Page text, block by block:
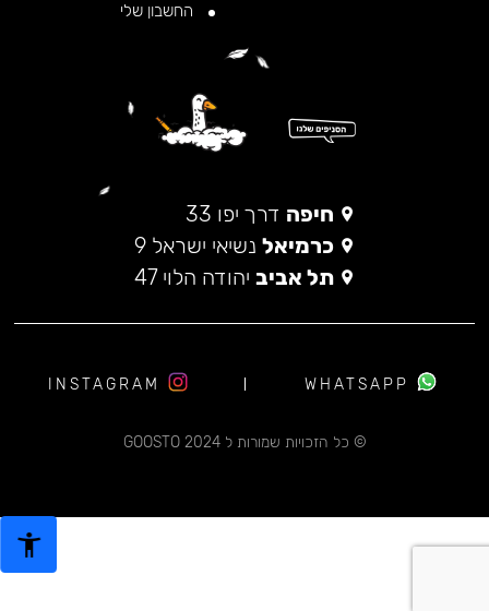
החשבון שלי
חיפה דרך יפו 33
כרמיאל נשיאי ישראל 9
תל אביב יהודה הלוי 47
© כל הזכויות שמורות ל 2024 GOOSTO
WHATSAPP
INSTAGRAM